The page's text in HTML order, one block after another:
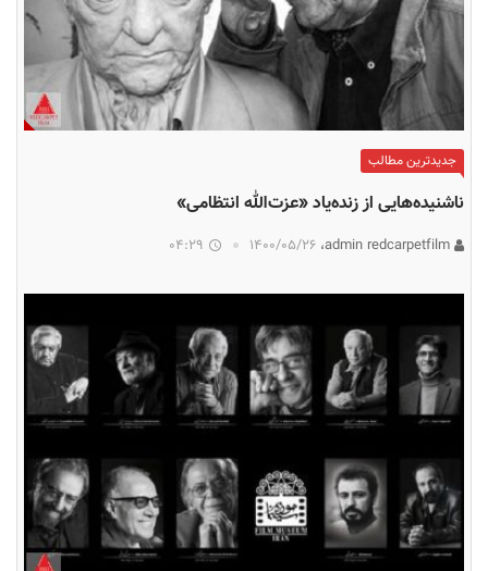
جدیدترین مطالب
ناشنیده‌هایی از زنده‌یاد «عزت‌الله انتظامی»
۱۴۰۰/۰۵/۲۶ 04:29